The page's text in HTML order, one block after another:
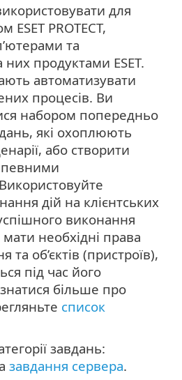
для
ESET PROTECT,
та
продуктами ESET.
автоматизувати
процесів. Ви
набором попередньо
які охоплюють
або створити
певними
дій на клієнтських
виконання
необхідні права
та об’єктів (пристроїв),
під час його
більше про
список
завдань:
завдання сервера.